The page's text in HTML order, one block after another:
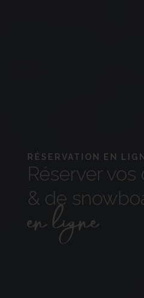
RÉSERVATION EN
Réserver
& de
en ligne